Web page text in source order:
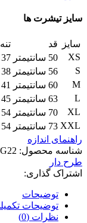
سایز تیشرت ها
سایز قد
تنه
XS
50 سانتیمتر
37 سانتیمتر
S
56 سانتیمتر
38 سانتیمتر
M
60 سانتیمتر
41 سانتیمتر
L
63 سانتیمتر
45 سانتیمتر
XL
70 سانتیمتر
54 سانتیمتر
XXL 73 سانتیمتر
54 سانتینتر
راهنمای اندازه
شناسه محصول:
طرح دار
اشتراک گذاری:
توضیحات
توضیحات
نظرات (0)